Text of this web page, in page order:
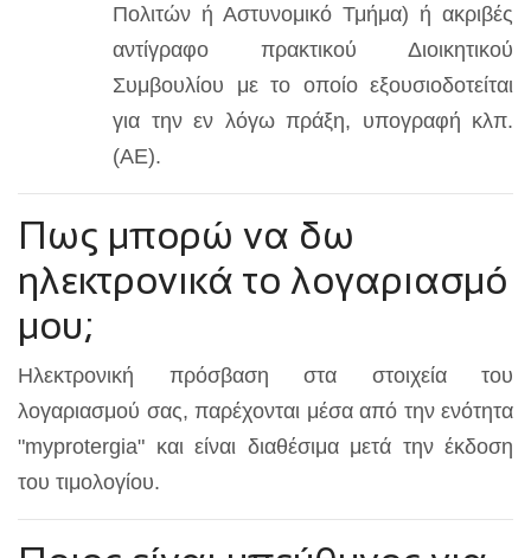
Πολιτών ή Αστυνομικό Τμήμα) ή ακριβές
αντίγραφο πρακτικού Διοικητικού
Συμβουλίου με το οποίο εξουσιοδοτείται
για την εν λόγω πράξη, υπογραφή κλπ.
(ΑΕ).
Πως μπορώ να δω
ηλεκτρονικά το λογαριασμό
μου;
Ηλεκτρονική πρόσβαση στα στοιχεία του
λογαριασμού σας, παρέχονται μέσα από την ενότητα
"myprotergia" και είναι διαθέσιμα μετά την έκδοση
του τιμολογίου.